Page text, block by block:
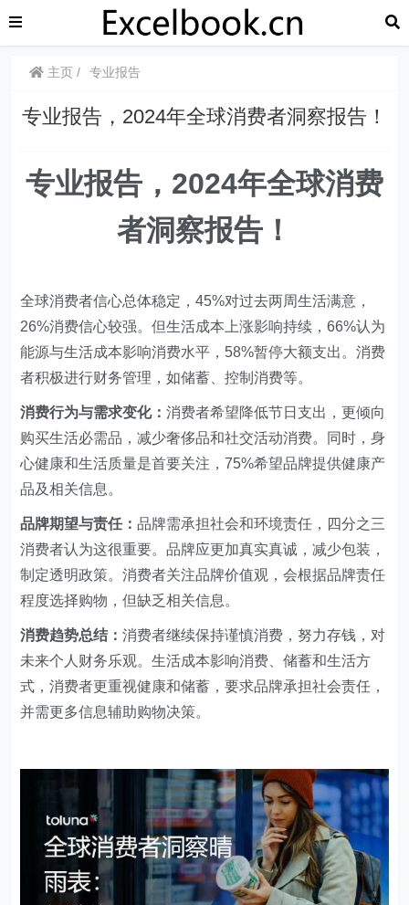
主页 专业报告
专业报告，2024年全球消费者洞察报告！
专业报告，2024年全球消费
者洞察报告！
全球消费者信心总体稳定，45%对过去两周生活满意，
26%消费信心较强。但生活成本上涨影响持续，66%认为
能源与生活成本影响消费水平，58%暂停大额支出。消费
者积极进行财务管理，如储蓄、控制消费等。
消费行为与需求变化：消费者希望降低节日支出，更倾向
购买生活必需品，减少奢侈品和社交活动消费。同时，身
心健康和生活质量是首要关注，75%希望品牌提供健康产
品及相关信息。
品牌期望与责任：品牌需承担社会和环境责任，四分之三
消费者认为这很重要。品牌应更加真实真诚，减少包装，
制定透明政策。消费者关注品牌价值观，会根据品牌责任
程度选择购物，但缺乏相关信息。
消费趋势总结：消费者继续保持谨慎消费，努力存钱，对
未来个人财务乐观。生活成本影响消费、储蓄和生活方
式，消费者更重视健康和储蓄，要求品牌承担社会责任，
并需更多信息辅助购物决策。